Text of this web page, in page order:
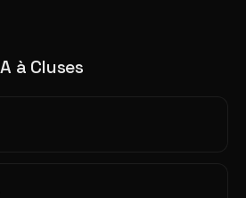
à Cluses